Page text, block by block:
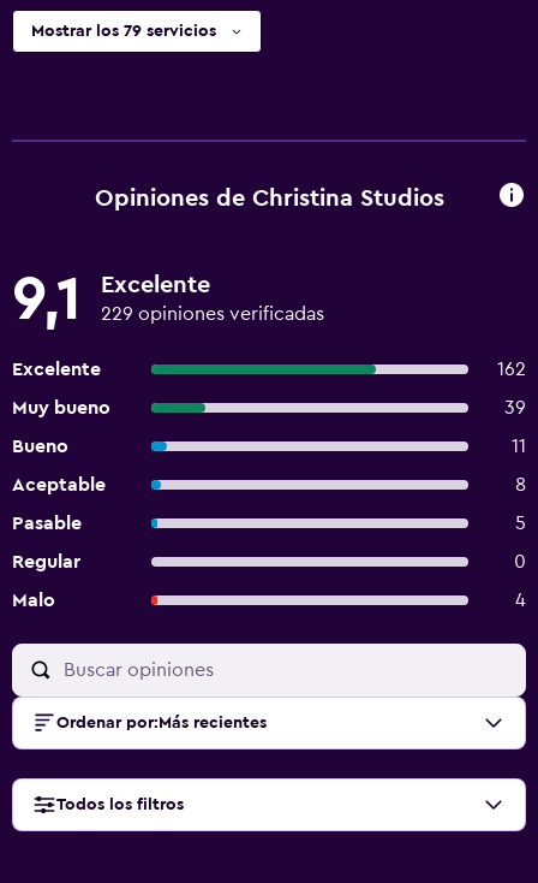
Mostrar los 79 servicios
Opiniones de Christina Studios
9,1 Excelente
229 opiniones verificadas
Excelente
162
Muy bueno
39
Bueno
11
Aceptable
8
Pasable
5
Regular
0
Malo
4
Ordenar por: Más recientes
Todos los filtros